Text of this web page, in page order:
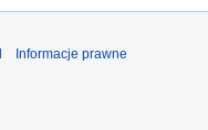
Informacje prawne